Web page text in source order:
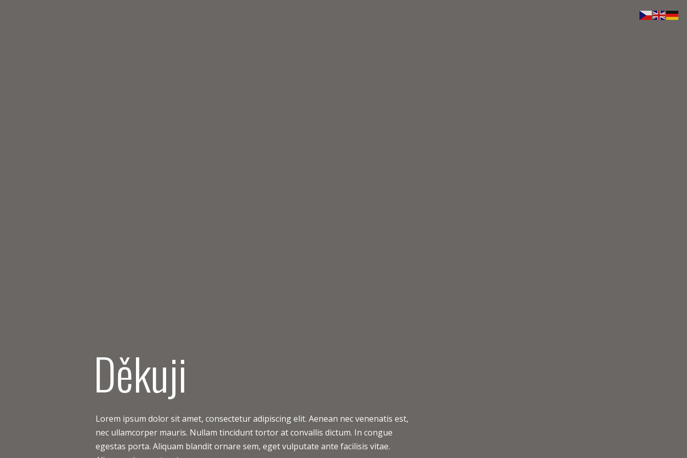
Děkuji
Lorem ipsum dolor sit amet, consectetur adipiscing elit. Aenean nec venenatis est,
nec ullamcorper mauris. Nullam tincidunt tortor at convallis dictum. In congue
egestas porta. Aliquam blandit ornare sem, eget vulputate ante facilisis vitae.